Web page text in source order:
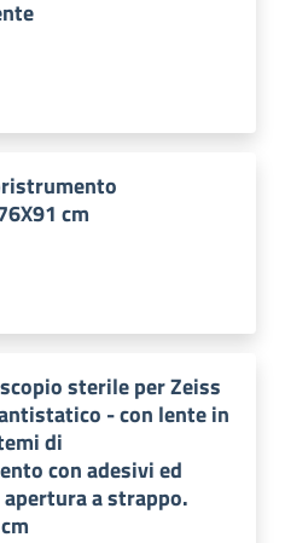
cm
sterile per Zeiss
- con lente in
di
con adesivi ed
a strappo.